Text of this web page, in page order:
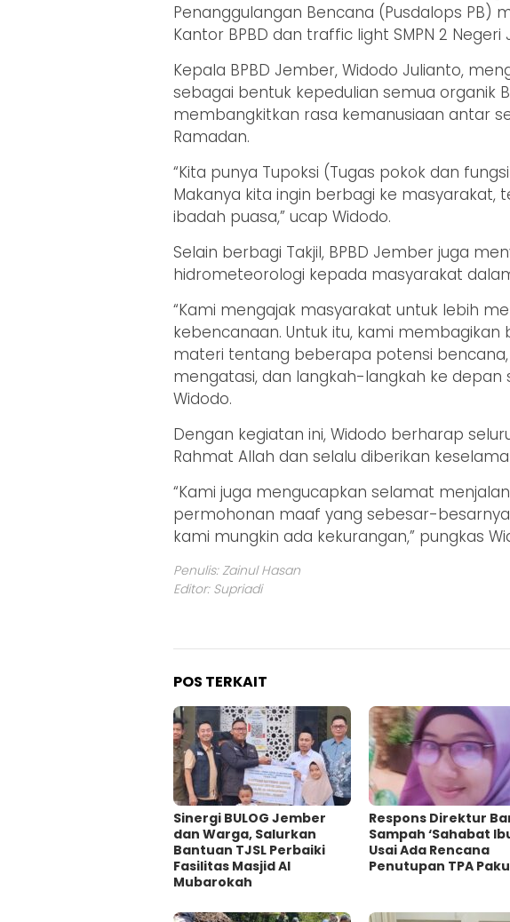
Penanggulangan Bencana (Pusdalops PB)
Kantor BPBD dan traffic light SMPN 2
Kepala BPBD Jember, Widodo Julianto,
sebagai bentuk kepedulian semua organik
membangkitkan rasa kemanusiaan antar
Ramadan.
“Kita punya Tupoksi (Tugas pokok dan
Makanya kita ingin berbagi ke masyarakat,
ibadah puasa,” ucap Widodo.
Selain berbagi Takjil, BPBD Jember juga
hidrometeorologi kepada masyarakat
“Kami mengajak masyarakat untuk lebih
kebencanaan. Untuk itu, kami
materi tentang beberapa potensi
mengatasi, dan langkah-langkah ke depan
Widodo.
Dengan kegiatan ini, Widodo berharap
Rahmat Allah dan selalu diberikan
“Kami juga mengucapkan selamat
permohonan maaf yang sebesar-
kami mungkin ada kekurangan,” pungkas
Penulis: Zainul Hasan
Editor: Supriadi
POS TERKAIT
Sinergi BULOG Jember
dan Warga, Salurkan
Bantuan TJSL Perbaiki
Fasilitas Masjid Al
Mubarokah
Respons Direktur
Sampah ‘Sahabat
Usai Ada Rencana
Penutupan TPA